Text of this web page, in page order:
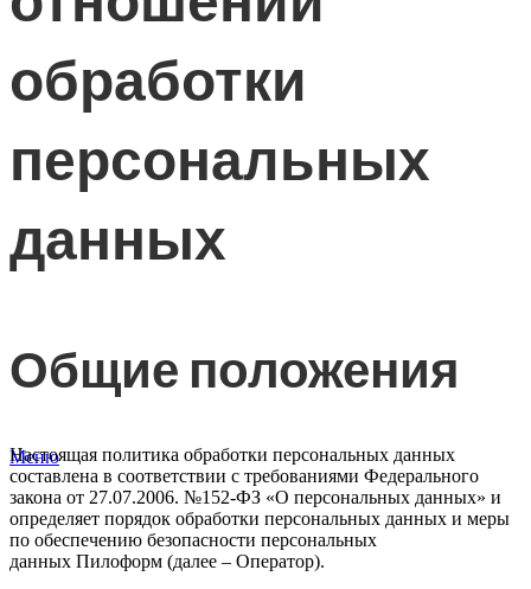
Меню
обработки
персональных
данных
Общие положения
Настоящая политика обработки персональных данных
составлена в соответствии с требованиями Федерального
закона от 27.07.2006. №152-ФЗ «О персональных данных» и
определяет порядок обработки персональных данных и меры
по обеспечению безопасности персональных
данных Пилоформ (далее – Оператор).